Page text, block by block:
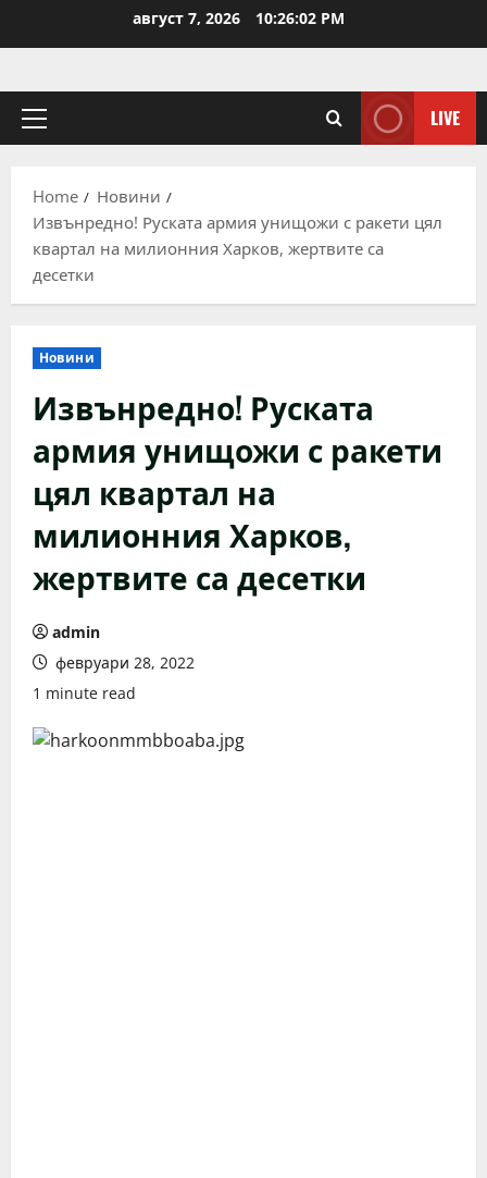
август 7, 2026 10:26:02 PM
Primary
LIVE
Home
Новини
Извънредно! Руската армия унищожи с ракети цял
квартал на милионния Харков, жертвите са
десетки
Новини
Извънредно! Руската
армия унищожи с ракети
цял квартал на
милионния Харков,
жертвите са десетки
admin
февруари 28, 2022
1 minute read